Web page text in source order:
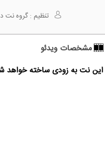
تنظیم :گروه نت
مشخصات ویدئو
نت به زودی ساخته خواهد